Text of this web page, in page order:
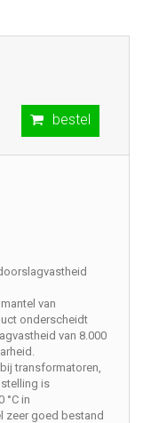
bestel
van
onderscheidt
van 8.000
transformatoren,
is
°C in
zeer goed bestand